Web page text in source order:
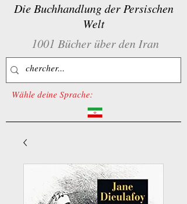
Die Buchhandlung der Persischen
Welt
1001 Bücher über den Iran
Wähle deine Sprache: